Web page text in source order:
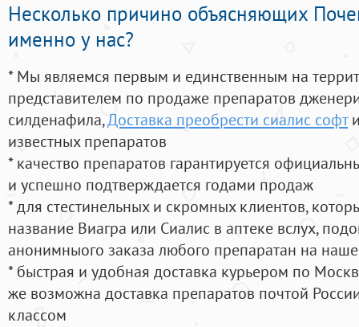
Несколько причино объясняющих
именно у нас?
* Мы являемся первым и единственным на
представителем по продаже препаратов
силденафила,Доставка преобрести сиалис софт
известных препаратов
* качество препаратов гарантируется
и успешно подтверждается годами продаж
* для стестинельных и скромных клиентов,
название Виагра или Сиалис в аптеке вслух,
анонимныого заказа любого препаратан на
* быстрая и удобная доставка курьером по
же возможна доставка препаратов почтой
классом